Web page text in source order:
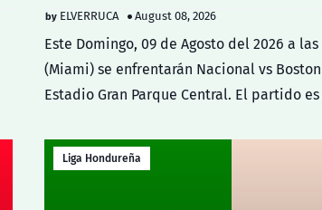
ELVERRUCA August 08, 2026
Este Domingo, 09 de Agosto del 2026 a las
(Miami) se enfrentarán Nacional vs
Estadio Gran Parque Central. El partido
Liga Hondureña